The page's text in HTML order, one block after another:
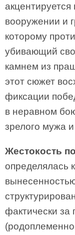
вооружении и
которому
убивающий
камнем из
этот сюжет
фиксации
в неравном
зрелого мужа
Жестокость
определялась
фактически за